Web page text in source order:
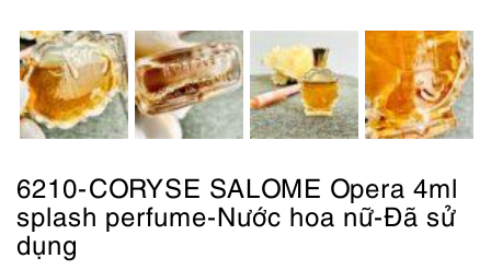
6210-CORYSE SALOME Opera 4ml
splash perfume-Nước hoa nữ-Đã sử
dụng